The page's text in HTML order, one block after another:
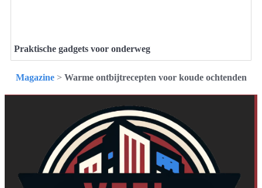
Praktische gadgets voor onderweg
Magazine> Warme ontbijtrecepten voor koude ochtenden